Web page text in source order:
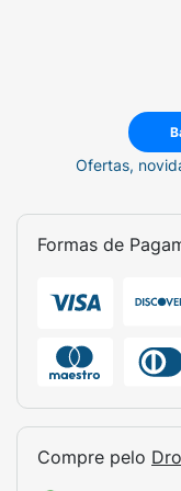
Ofertas,
Formas de
Compre pelo